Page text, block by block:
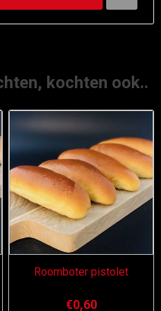
kochten ook..
Roomboter pistolet
€0,60